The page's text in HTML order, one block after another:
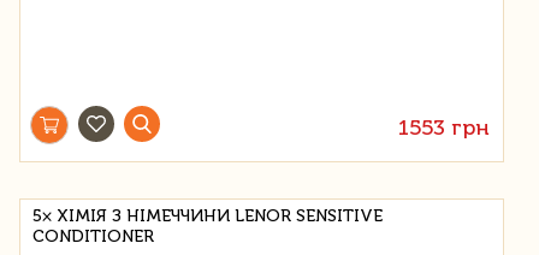
1553 грн
5× ХІМІЯ З НІМЕЧЧИНИ LENOR SENSITIVE
CONDITIONER